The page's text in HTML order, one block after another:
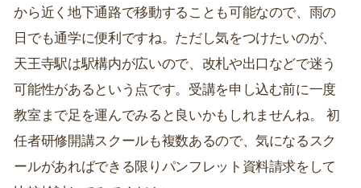
から近く地下通路で移動することも可能なので、雨の
日でも通学に便利ですね。ただし気をつけたいのが、
天王寺駅は駅構内が広いので、改札や出口などで迷う
可能性があるという点です。受講を申し込む前に一度
教室まで足を運んでみると良いかもしれませんね。 初
任者研修開講スクールも複数あるので、気になるスク
ールがあればできる限りパンフレット資料請求をして